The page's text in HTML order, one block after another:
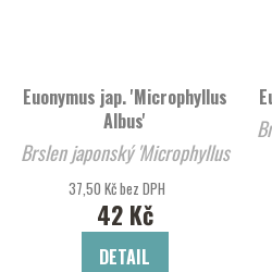
Euonymus jap. 'Microphyllus
Albus'
Brslen japonský 'Microphyllus
Albus'
37,50 Kč bez DPH
42 Kč
DETAIL